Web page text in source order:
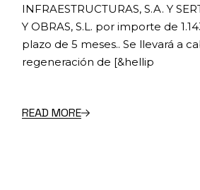
INFRAESTRUCTURAS, S.A. Y
Y OBRAS, S.L. por importe de
plazo de 5 meses.. Se llevará a
regeneración de [&hellip
READ MORE